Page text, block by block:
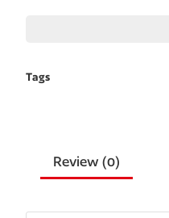
Tags
Review (0)